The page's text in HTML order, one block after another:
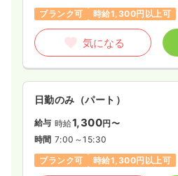
ブランク可
時給1,300円以上可
気になる
日勤のみ（パート）
給与 時給1,300円〜
時間 7:00～15:30
ブランク可
時給1,300円以上可